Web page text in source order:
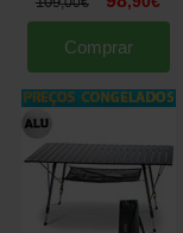
Comprar